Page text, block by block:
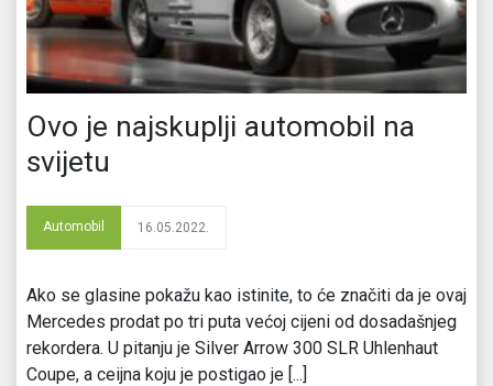
Ovo je najskuplji automobil na
svijetu
Automobil 16.05.2022.
Ako se glasine pokažu kao istinite, to će značiti da je ovaj
Mercedes prodat po tri puta većoj cijeni od dosadašnjeg
rekordera. U pitanju je Silver Arrow 300 SLR Uhlenhaut
Coupe, a ceijna koju je postigao je [...]